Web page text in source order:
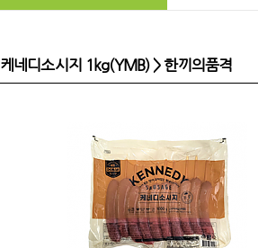
케네디소시지 1kg(YMB) > 한끼의품격